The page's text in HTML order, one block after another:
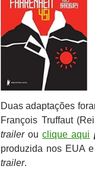
Duas adaptações
François Truffaut
trailerouclique aqui
produzida nos EUA
trailer.